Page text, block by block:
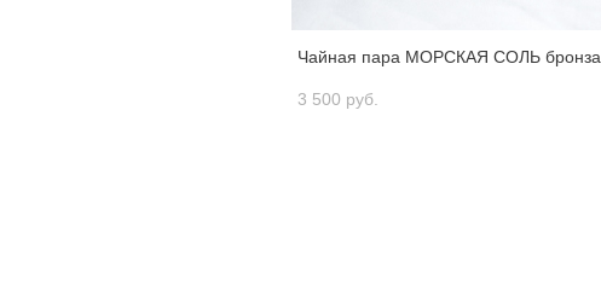
Чайная пара МОРСКАЯ СОЛЬ бронза
3 500 pуб.